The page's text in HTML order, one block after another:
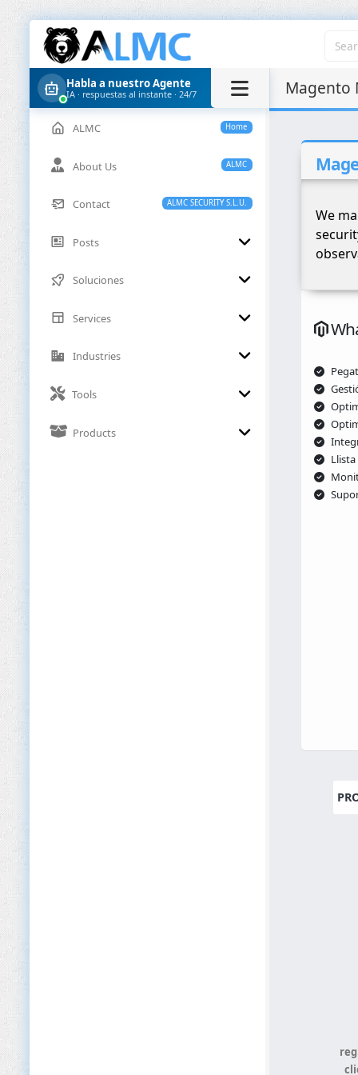
Habla a nuestro Agente
IA · respuestas al instante · 24/7
Home
ALMC
ALMC
About Us
ALMC SECURITY S.L.U.
Contact
Posts
Soluciones
Services
Industries
Tools
Products
Magento
We